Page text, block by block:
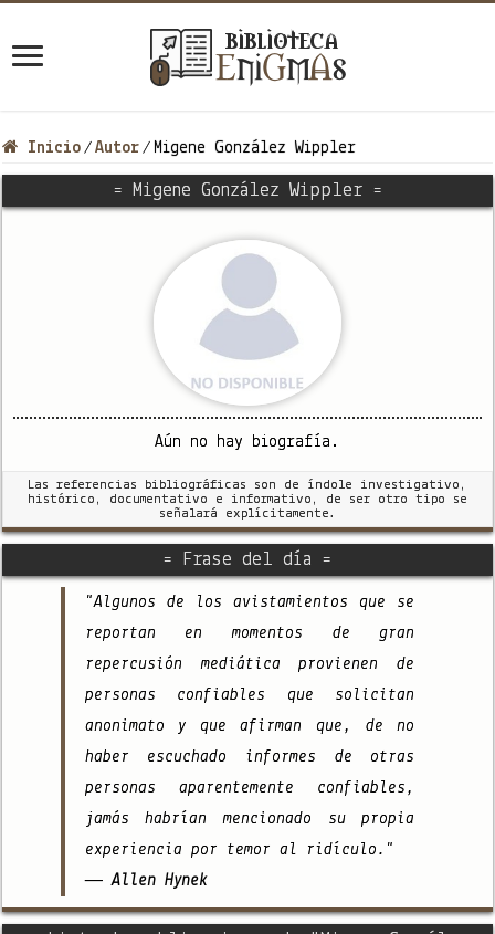
Inicio / Autor / Migene González Wippler
= Migene González Wippler =
Aún no hay biografía.
Las referencias bibliográficas son de índole investigativo,
histórico, documentativo e informativo, de ser otro tipo se
señalará explícitamente.
= Frase del día =
"Algunos de los avistamientos que se
reportan en momentos de gran
repercusión mediática provienen de
personas confiables que solicitan
anonimato y que afirman que, de no
haber escuchado informes de otras
personas aparentemente confiables,
jamás habrían mencionado su propia
experiencia por temor al ridículo."
— Allen Hynek